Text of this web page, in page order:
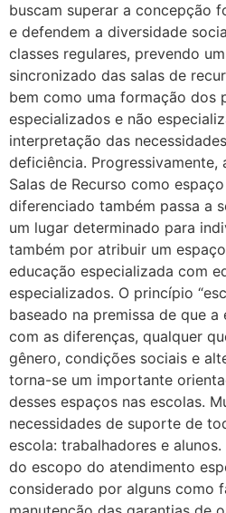
buscam superar a concepção
e defendem a diversidade
classes regulares, prevendo
sincronizado das salas de
bem como uma formação dos
especializados e não
interpretação das
deficiência.
Salas de Recurso como
diferenciado também passa a
um lugar determinado para
também por atribuir um
educação especializada com
especializados. O princípio
baseado na premissa de que
com as diferenças, qualquer
gênero, condições sociais e
torna-se um importante
desses espaços nas escolas.
necessidades de suporte de
escola: trabalhadores e
do escopo do atendimento
considerado por alguns como